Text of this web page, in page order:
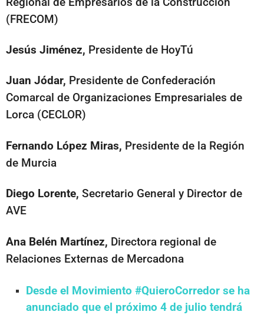
(FRECOM)
Jesús Jiménez, Presidente de HoyTú
Juan Jódar, Presidente de Confederación
Comarcal de Organizaciones Empresariales de
Lorca (CECLOR)
Fernando López Miras, Presidente de la Región
de Murcia
Diego Lorente, Secretario General y Director de
AVE
Ana Belén Martínez, Directora regional de
Relaciones Externas de Mercadona
Desde el Movimiento #QuieroCorredor se ha
anunciado que el próximo 4 de julio tendrá